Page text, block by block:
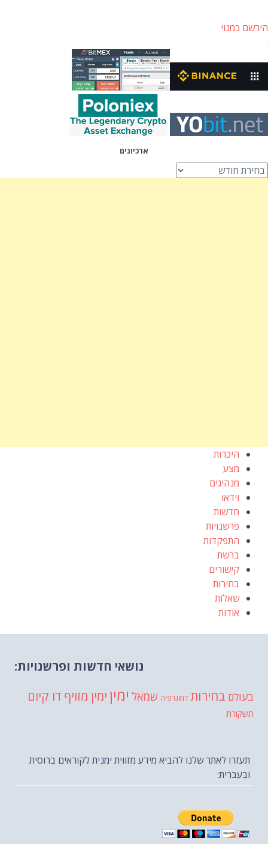
הירשם כמנוי
ארכיונים
ארכיונים
היכרות
מצע
מנהיגים
וידאו
חדשות
פרשנויות
התפקדות
ברשת
קישורים
בחירות
שאלות
אודות
נושאי חדשות ופרשנויות:
בעולם בחירות דמוגרפיה שמאל ימין ימין מזויף דו קיום
תשקורת
תעזרו לאתר שלנו להביא מידע מזווית ימנית לקוראים ברוסית
ובעברית: